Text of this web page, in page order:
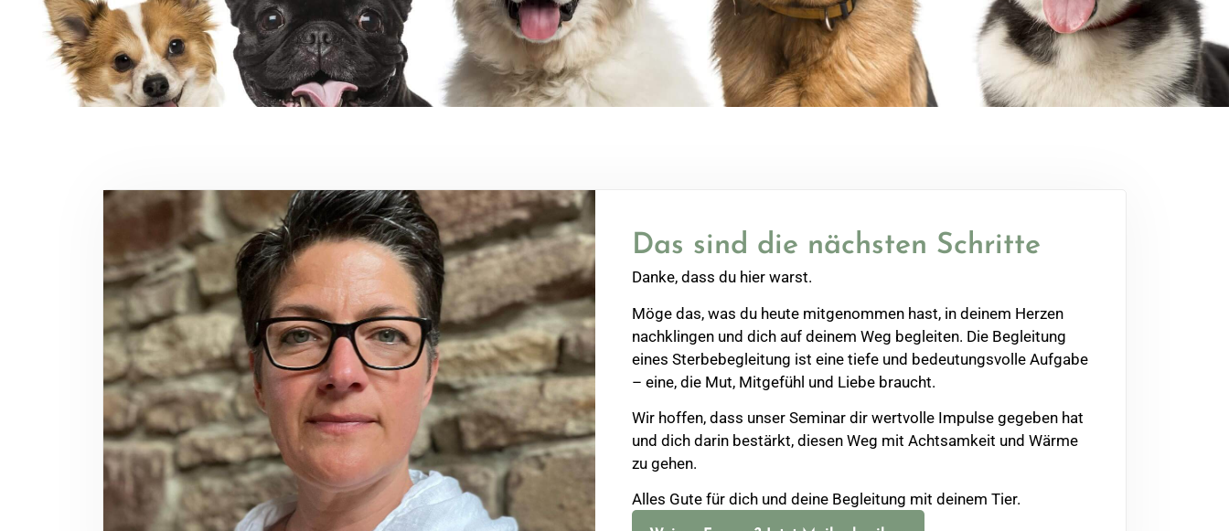
Das sind die nächsten Schritte
Danke, dass du hier warst.
Möge das, was du heute mitgenommen hast, in deinem Herzen
nachklingen und dich auf deinem Weg begleiten. Die Begleitung
eines Sterbebegleitung ist eine tiefe und bedeutungsvolle Aufgabe
– eine, die Mut, Mitgefühl und Liebe braucht.
Wir hoffen, dass unser Seminar dir wertvolle Impulse gegeben hat
und dich darin bestärkt, diesen Weg mit Achtsamkeit und Wärme
zu gehen.
Alles Gute für dich und deine Begleitung mit deinem Tier.